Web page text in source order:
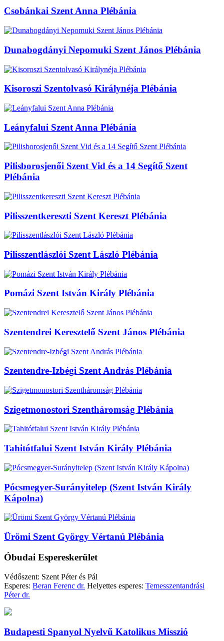
Csobánkai Szent Anna Plébánia
Dunabogdányi Nepomuki Szent János Plébánia
Kisoroszi Szentolvasó Királynéja Plébánia
Leányfalui Szent Anna Plébánia
Pilisborosjenői Szent Vid és a 14 Segítő Szent
Plébánia
Pilisszentkereszti Szent Kereszt Plébánia
Pilisszentlászlói Szent László Plébánia
Pomázi Szent István Király Plébánia
Szentendrei Keresztelő Szent János Plébánia
Szentendre-Izbégi Szent András Plébánia
Szigetmonostori Szentháromság Plébánia
Tahitótfalui Szent István Király Plébánia
Pócsmegyer-Surányitelep (Szent István Király
Kápolna)
Ürömi Szent György Vértanú Plébánia
Óbudai Espereskerület
Védőszent: Szent Péter és Pál
Esperes: Beran Ferenc dr. Helyettes esperes: Temesszentandrási
Péter dr.
Budapesti Spanyol Nyelvű Katolikus Misszió